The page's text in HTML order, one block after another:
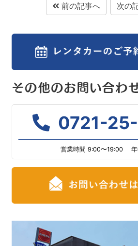
前の記事へ 次の
0721-
営業時間 9:00〜19:00 年